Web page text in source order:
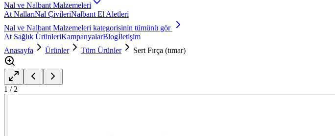
Nal ve Nalbant Malzemeleri
At NallarıNal ÇivileriNalbant El Aletleri
Nal ve Nalbant Malzemeleri kategorisinin tümünü gör
At Sağlık ÜrünleriKampanyalarBlogİletişim
Anasayfa
Ürünler Tüm Ürünler Sert Fırça (tımar)
1 / 2